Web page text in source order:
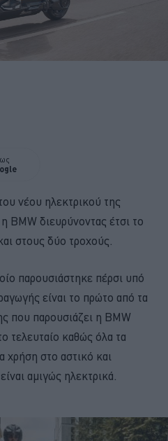
ως
νέου ηλεκτρικού της
διευρύνοντας έτσι το
στους δύο τροχούς.
παρουσιάστηκε πέρσι υπό
είναι το πρώτο από τα
που παρουσιάζει η BMW
τελευταίο καθώς όλα τα
χρήση στο αστικό και
αμιγώς ηλεκτρικά.